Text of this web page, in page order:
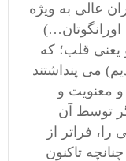
عالی به ویژه
اورانگوتان…)
قلب؛ که
می پنداشتند
معنویت و
توسط آن
فراتر از
تاکنون